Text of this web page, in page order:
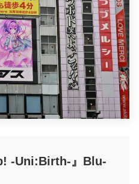
-Uni:Birth-』Blu-